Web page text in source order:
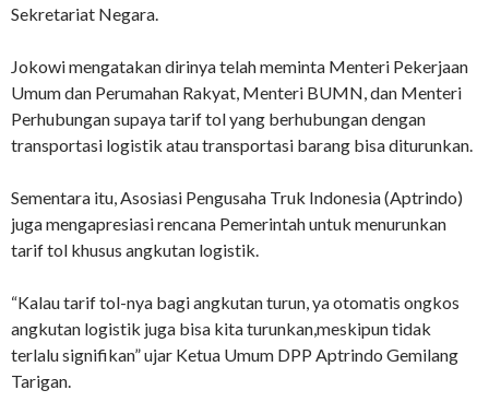
Sekretariat Negara.
Jokowi mengatakan dirinya telah meminta Menteri Pekerjaan
Umum dan Perumahan Rakyat, Menteri BUMN, dan Menteri
Perhubungan supaya tarif tol yang berhubungan dengan
transportasi logistik atau transportasi barang bisa diturunkan.
Sementara itu, Asosiasi Pengusaha Truk Indonesia (Aptrindo)
juga mengapresiasi rencana Pemerintah untuk menurunkan
tarif tol khusus angkutan logistik.
“Kalau tarif tol-nya bagi angkutan turun, ya otomatis ongkos
angkutan logistik juga bisa kita turunkan,meskipun tidak
terlalu signifikan” ujar Ketua Umum DPP Aptrindo Gemilang
Tarigan.